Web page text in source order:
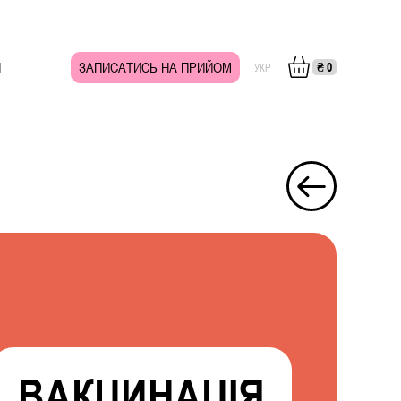
ЗАПИСАТИСЬ НА ПРИЙОМ УКР ₴0